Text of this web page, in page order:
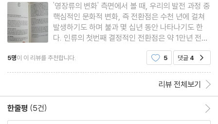
'영장류의 변화' 측면에서 볼 때, 우리의 발전 과정 중
핵심적인 문화적 변화, 즉 전환점은 수천 년에 걸쳐
발생하기도 하며 불과 몇 십년 동안 나타나기도 한
다. 인류의 첫번째 결정적인 전환점은 약 1만년 전에
일어난 농업혁명, 즉 신석기 혁명이다. 매우 느린 속
도로 일어난 이 신석기 혁명을 통해 인류는 유목생활
5명이 이 리뷰를 추천합니다. 5 댓글 4
리뷰 전체보기
한줄평 (5건)